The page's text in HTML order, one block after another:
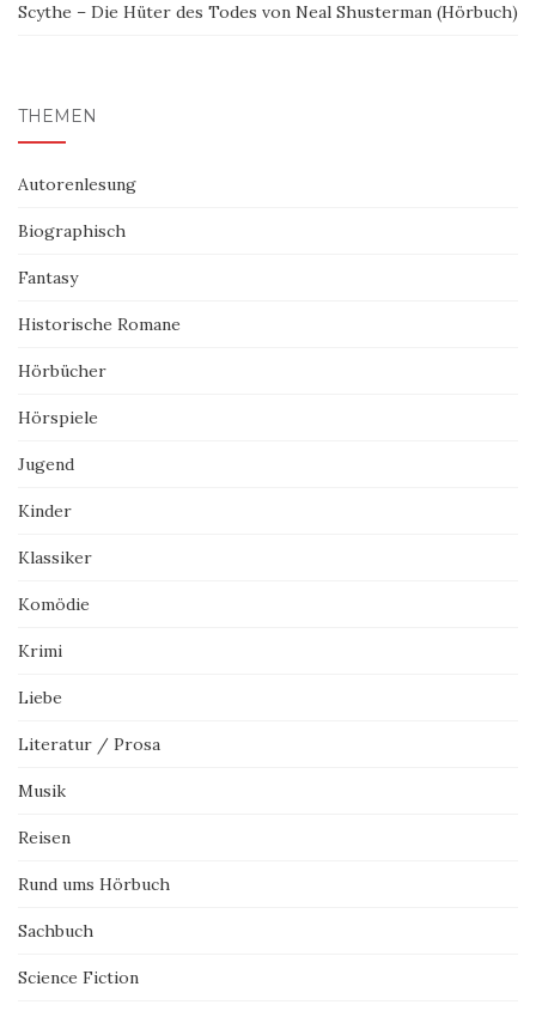
Scythe – Die Hüter des Todes von Neal Shusterman (Hörbuch)
THEMEN
Autorenlesung
Biographisch
Fantasy
Historische Romane
Hörbücher
Hörspiele
Jugend
Kinder
Klassiker
Komödie
Krimi
Liebe
Literatur / Prosa
Musik
Reisen
Rund ums Hörbuch
Sachbuch
Science Fiction